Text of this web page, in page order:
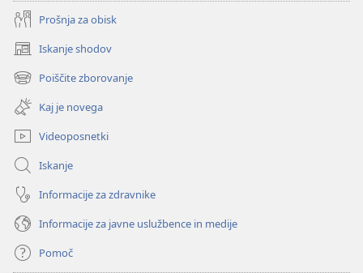
Prošnja za obisk
Iskanje shodov
(odpre
novo
okno)
Poiščite zborovanje
(odpre
novo
okno)
Kaj je novega
Videoposnetki
Iskanje
Informacije za zdravnike
Informacije za javne uslužbence in medije
Pomoč